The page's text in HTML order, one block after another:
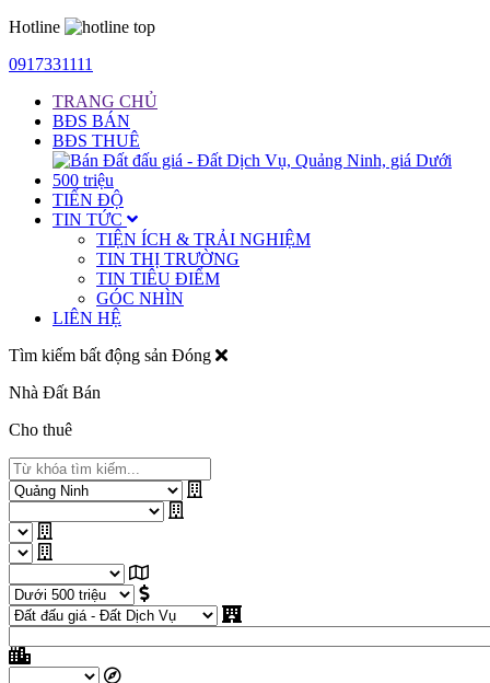
Hotline
0917331111
TRANG CHỦ
BĐS BÁN
BĐS THUÊ
TIẾN ĐỘ
TIN TỨC
TIỆN ÍCH & TRẢI NGHIỆM
TIN THỊ TRƯỜNG
TIN TIÊU ĐIỂM
GÓC NHÌN
LIÊN HỆ
Tìm kiếm bất động sản Đóng
Nhà Đất Bán
Cho thuê